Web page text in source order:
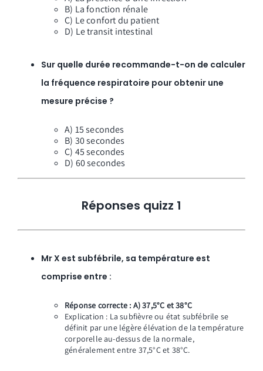
B) La fonction rénale
C) Le confort du patient
D) Le transit intestinal
Sur quelle durée recommande-t-on de calculer
la fréquence respiratoire pour obtenir une
mesure précise ?
A) 15 secondes
B) 30 secondes
C) 45 secondes
D) 60 secondes
Réponses quizz 1
Mr X est subfébrile, sa température est
comprise entre :
Réponse correcte : A) 37,5°C et 38°C
Explication : La subfièvre ou état subfébrile se
définit par une légère élévation de la température
corporelle au-dessus de la normale,
généralement entre 37,5°C et 38°C.